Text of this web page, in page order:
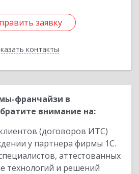
заявку
контакты
заявку
Назад
франчайзи в
внимание на:
(договоров ИТС)
у партнера фирмы 1С.
аттестованных
технологий и решений